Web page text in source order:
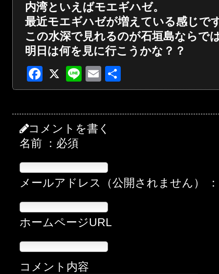
内湾といえばモエギハゼ。
最近モエギハゼが増えている感じで
この水深で見れるのが石垣島ならで
明日は何を見に行こうかな？？
Facebook
X LineEmail
有
コメントを書く
名前 ：必須
メールアドレス（公開されません）
ホームページURL
コメント内容